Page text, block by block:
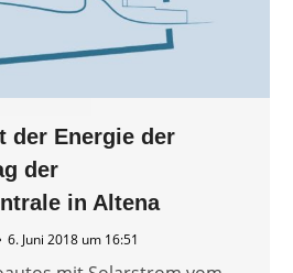
der Energie der
der
in Altena
6. Juni 2018 um 16:51